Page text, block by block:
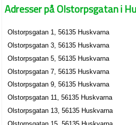
Adresser på Olstorpsgatan i
Olstorpsgatan 1, 56135 Huskvarna
Olstorpsgatan 3, 56135 Huskvarna
Olstorpsgatan 5, 56135 Huskvarna
Olstorpsgatan 7, 56135 Huskvarna
Olstorpsgatan 9, 56135 Huskvarna
Olstorpsgatan 11, 56135 Huskvarna
Olstorpsgatan 13, 56135 Huskvarna